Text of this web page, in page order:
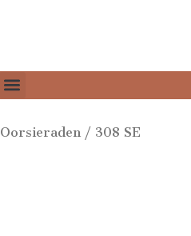
Oorsieraden / 308 SE